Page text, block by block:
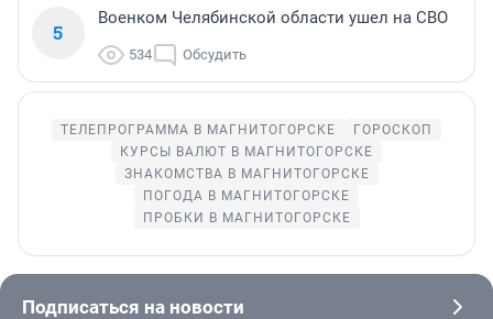
5
Военком Челябинской области ушел на СВО
534 Обсудить
ТЕЛЕПРОГРАММА В МАГНИТОГОРСКЕ
ГОРОСКОП
КУРСЫ ВАЛЮТ В МАГНИТОГОРСКЕ
ЗНАКОМСТВА В МАГНИТОГОРСКЕ
ПОГОДА В МАГНИТОГОРСКЕ
ПРОБКИ В МАГНИТОГОРСКЕ
Подписаться на новости